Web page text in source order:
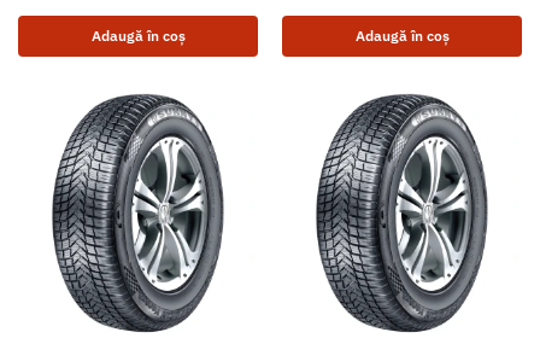
Adaugă în coș Adaugă în coș